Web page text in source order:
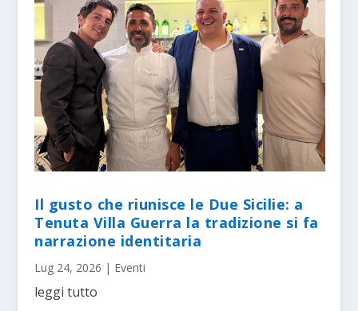
Il gusto che riunisce le Due Sicilie: a
Tenuta Villa Guerra la tradizione si fa
narrazione identitaria
Lug 24, 2026 | Eventi
leggi tutto